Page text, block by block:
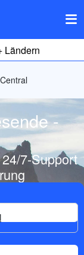
Ländern
-
7-Support